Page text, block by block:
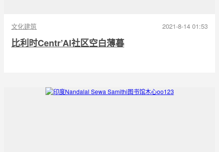
文化建筑 2021-8-14 01:53
比利时Centr’Al社区空白薄暮